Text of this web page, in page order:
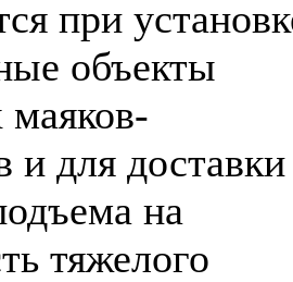
при
объекты
маяков-
и для доставки
на
тяжелого